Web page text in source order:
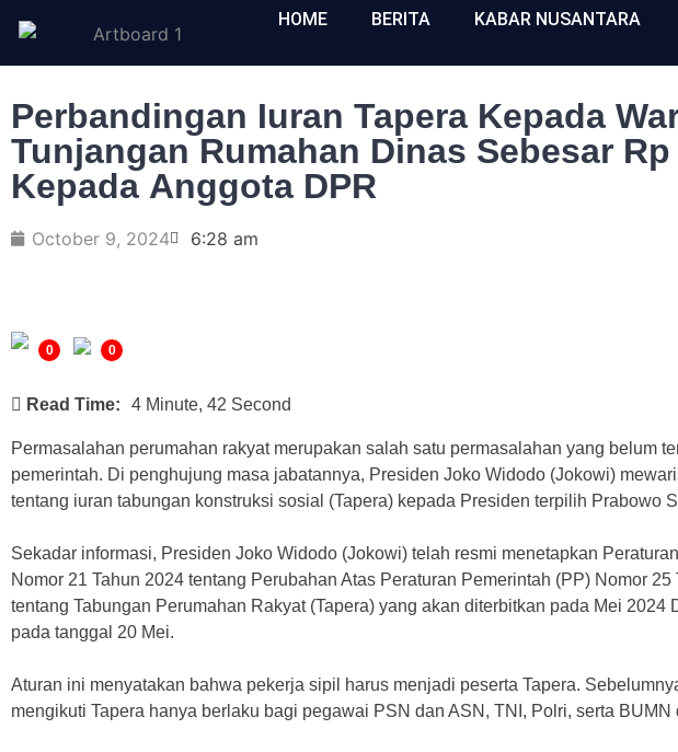
HOME BERITA KABAR NUSANTARA
Perbandingan Iuran Tapera Kepada
Tunjangan Rumahan Dinas Sebesar
Kepada Anggota DPR
October 9, 2024 6:28 am
0 0
Read Time: 4 Minute, 42 Second
Permasalahan perumahan rakyat merupakan salah satu permasalahan yang belum
pemerintah. Di penghujung masa jabatannya, Presiden Joko Widodo (Jokowi)
tentang iuran tabungan konstruksi sosial (Tapera) kepada Presiden terpilih Prabowo
Sekadar informasi, Presiden Joko Widodo (Jokowi) telah resmi menetapkan
Nomor 21 Tahun 2024 tentang Perubahan Atas Peraturan Pemerintah (PP) Nomor 25
tentang Tabungan Perumahan Rakyat (Tapera) yang akan diterbitkan pada Mei 2024
pada tanggal 20 Mei.
Aturan ini menyatakan bahwa pekerja sipil harus menjadi peserta Tapera.
mengikuti Tapera hanya berlaku bagi pegawai PSN dan ASN, TNI, Polri, serta BUMN